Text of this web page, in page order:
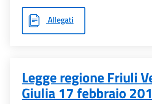
Allegati
Legge regione Friuli
Giulia 17 febbraio